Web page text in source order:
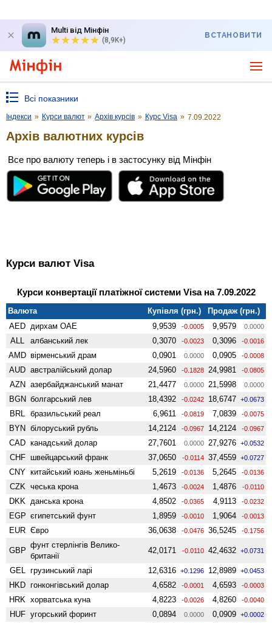
Multi від Мінфін
(8,9K+)
ВСТАНОВИТИ
Всі показники
Індекси » Курси валют » Архів курсів » Курс Visa » 7.09.2022
Архів валютних курсів
Все про валюту теперь і в застосунку від Мінфін
Курси валют Visa
Курси конвертації платіжної системи Visa на 7.09.2022
Валюта Купівля (грн.)
Продаж (грн.)
AED дирхам ОАЕ 9,9539 -0.0005 9,9579 0.0000
ALL албанський лек 0,3070 -0.0023 0,3096 -0.0016
AMD вiрменський драм 0,0901 0.0000 0,0905 -0.0008
AUD австралійський долар 24,5960 -0.1828 24,9981 -0.0805
AZN азербайджанський манат 21,4477 0.0000 21,5998 0.0000
BGN болгарський лев 18,4392 -0.0242 18,6747 +0.0673
BRL бразильський реал 6,9611 -0.0819 7,0839 -0.0075
BYN білоруський рубль 14,2124 -0.0967 14,2124 -0.0967
CAD канадський долар 27,7601 0.0000 27,9276 +0.0532
CHF швейцарський франк 37,0650 -0.0114 37,4559 +0.0727
CNY китайський юань женьмiньбi 5,2619 -0.0136 5,2645 -0.0136
CZK чеська крона 1,4673 -0.0024 1,4876 -0.0110
DKK данська крона 4,8502 -0.0365 4,9113 -0.0232
EGP єгипетський фунт 1,8959 -0.0010 1,9064 -0.0013
EUR Євро 36,0638 -0.0476 36,5245 -0.1756
GBP
фунт стерлінгів Велико­
британії
42,0171 -0.0110 42,4632 +0.0731
GEL грузинський ларі 12,6316 +0.1296 12,8989 +0.0453
HKD гонконгівський долар 4,6582 -0.0001 4,6593 -0.0003
HRK хорватська куна 4,8223 -0.0026 4,8260 -0.0040
HUF угорський форинт 0,0894 0.0000 0,0909 +0.0002